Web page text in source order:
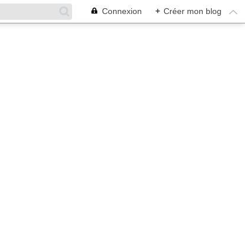
Connexion + Créer mon blog